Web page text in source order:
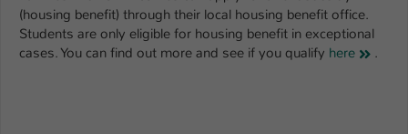
(housing benefit) through their local housing benefit office.
Students are only eligible for housing benefit in exceptional
cases. You can find out more and see if you qualify here .